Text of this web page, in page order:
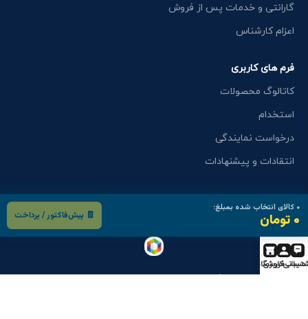
۰ کالای انتخاب شده بمبلغ:
۰ تومان 🧾 پیش‌فاکتور / پرداخت
گارانتی و خدمات پس از فروش
اعزام کارشناس
فرم های کاربری
کاتالوگ محصولات
استخدام
درخواست نمایندگی
انتقادات و پیشنهادات
حساب کاربری
فروشگاه